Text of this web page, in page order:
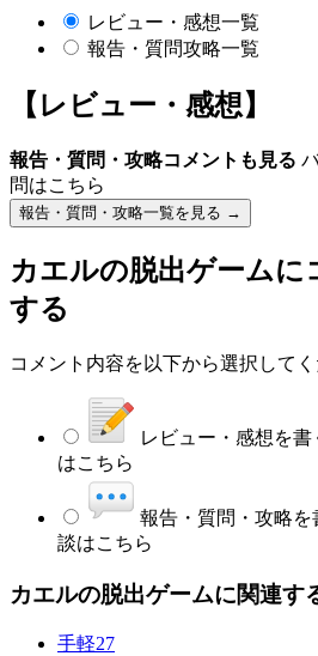
レビュー・感想一覧
報告・質問攻略一覧
【レビュー・感想】
報告・質問・攻略コメントも見る
問はこちら
報告・質問・攻略一覧を見る →
カエルの脱出ゲームに
する
コメント内容を以下から選択して
レビュー・感想を書
はこちら
報告・質問・攻略を
談はこちら
カエルの脱出ゲームに関連す
手軽27